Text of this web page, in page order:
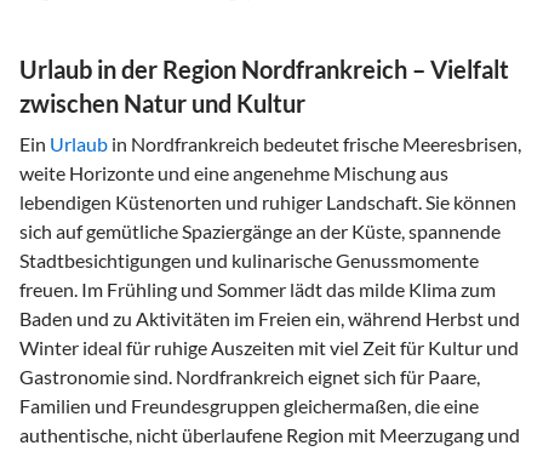
Urlaub in der Region Nordfrankreich – Vielfalt
zwischen Natur und Kultur
Ein Urlaub in Nordfrankreich bedeutet frische Meeresbrisen,
weite Horizonte und eine angenehme Mischung aus
lebendigen Küstenorten und ruhiger Landschaft. Sie können
sich auf gemütliche Spaziergänge an der Küste, spannende
Stadtbesichtigungen und kulinarische Genussmomente
freuen. Im Frühling und Sommer lädt das milde Klima zum
Baden und zu Aktivitäten im Freien ein, während Herbst und
Winter ideal für ruhige Auszeiten mit viel Zeit für Kultur und
Gastronomie sind. Nordfrankreich eignet sich für Paare,
Familien und Freundesgruppen gleichermaßen, die eine
authentische, nicht überlaufene Region mit Meerzugang und